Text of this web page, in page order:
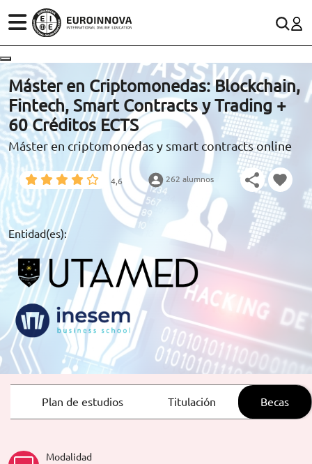
ÁREAS
ESTUDIOS
CONOCE EUROINNOVA
BECAS Y FINANCIACIÓN
RECURSOS EDUCATIVOS
ARTÍCULOS
ORIENTACIÓN LABORAL
CONTACTO
(+34)958 050 200(gratuito en España)
900 831 200
formacion@euroinnova.com
TRABAJA CON NOSOTROS
Máster en Criptomonedas: Blockchain,
Fintech, Smart Contracts y Trading +
60 Créditos ECTS
Máster en criptomonedas y smart contracts online
4,6 262 alumnos
Entidad(es):
Plan de estudios Titulación Becas
Modalidad